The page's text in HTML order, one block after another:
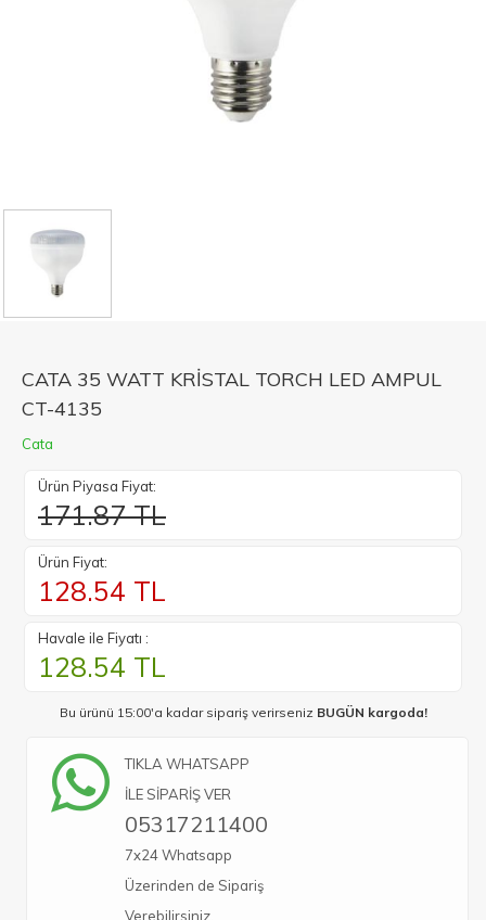
CATA 35 WATT KRİSTAL TORCH LED AMPUL
CT-4135
Cata
Ürün Piyasa Fiyat:
171.87 TL
Ürün Fiyat:
128.54 TL
Havale ile Fiyatı :
128.54 TL
Bu ürünü 15:00'a kadar sipariş verirseniz BUGÜN kargoda!
TIKLA WHATSAPP
İLE SİPARİŞ VER
05317211400
7x24 Whatsapp
Üzerinden de Sipariş
Verebilirsiniz.